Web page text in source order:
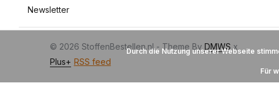
Newsletter
© 2026 StoffenBestellen.nl - Theme By DMWS x
Plus+ RSS feed
Durch die Nutzung unserer Webseite
Für